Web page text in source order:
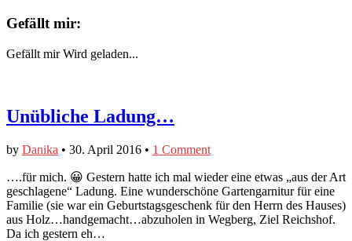
Gefällt mir:
Gefällt mir Wird geladen...
Unübliche Ladung…
by Danika • 30. April 2016 • 1 Comment
….für mich. 😀 Gestern hatte ich mal wieder eine etwas „aus der Art
geschlagene“ Ladung. Eine wunderschöne Gartengarnitur für eine
Familie (sie war ein Geburtstagsgeschenk für den Herrn des Hauses)
aus Holz…handgemacht…abzuholen in Wegberg, Ziel Reichshof.
Da ich gestern eh…